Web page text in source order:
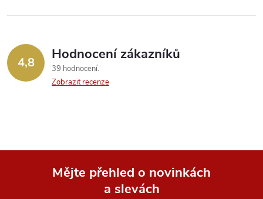
4,8 Hodnocení zákazníků
39 hodnocení
Zobrazit recenze
Mějte přehled o novinkách
a slevách